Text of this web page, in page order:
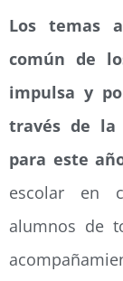
Los temas
común de
impulsa y
través de la
para este
escolar en
alumnos de